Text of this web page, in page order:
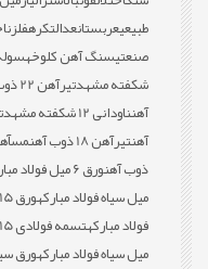
طبیعیعربستانعدالتکرهفلز
صنعتیسنگ آهن کلوخه
شکفته مشهدتیرآهن 22 ذوب آهن
آهنناودانی 12 شکفته مشهد
آهنتیرآهن 18 ذوب آهن مس
ذوب آهنورق 6 میل فولاد مبارکه
میل سیاه فولاد مبارکهورق 15 میل سیاه فولاد مبارکه
فولاد مبارکهتسمه فولادی 15 میل
میل سیاه فولاد مبارکهورق سیاه 12 میل عرض 1500